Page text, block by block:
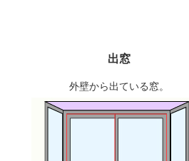
出窓
外壁から出ている窓。